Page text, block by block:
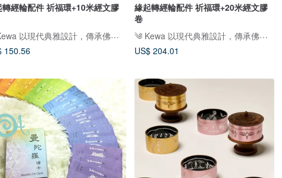
轉經輪配件 祈福環+10米經文膠
༄ Kewa 以現代典雅設計，傳承佛教文化之美༄
150.56
緣起轉經輪配件 祈福環+20米經文膠
卷
༄ Kewa 以現代典雅設計，傳承佛教文化之美༄
US$ 204.01